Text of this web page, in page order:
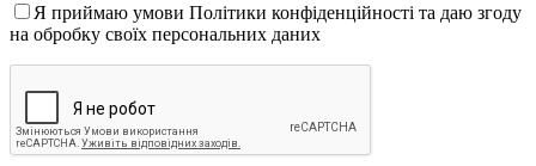
Я приймаю умови Політики конфіденційності та даю згоду
на обробку своїх персональних даних